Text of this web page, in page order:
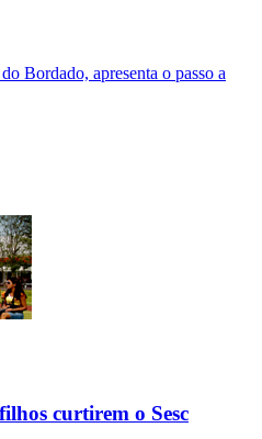
Bordado, apresenta o passo a
curtirem o Sesc